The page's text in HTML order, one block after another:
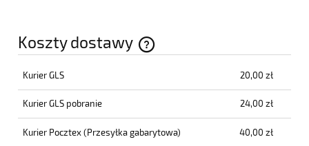
Koszty dostawy
Cena nie zawiera ewentualnych kosztów płatności
Kurier GLS 20,00 zł
Kurier GLS pobranie 24,00 zł
Kurier Pocztex(Przesyłka gabarytowa) 40,00 zł